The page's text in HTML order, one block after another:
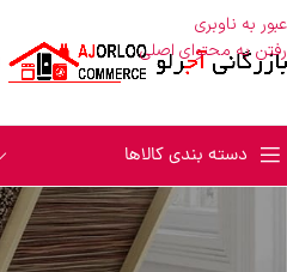
عبور به ناوبری
رفتن به محتوای اصلی
دسته بندی کالاها